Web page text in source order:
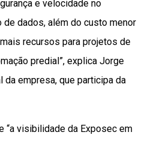
e velocidade no
dados, além do custo menor
recursos para projetos de
predial”, explica Jorge
da empresa, que participa da
“a visibilidade da Exposec em